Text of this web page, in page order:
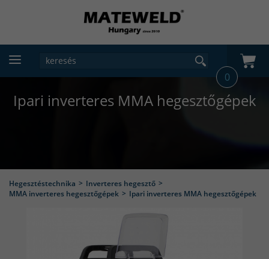
0
Ipari inverteres MMA hegesztőgépek
Hegesztéstechnika
Inverteres hegesztő
MMA inverteres hegesztőgépek
Ipari inverteres MMA hegesztőgépek